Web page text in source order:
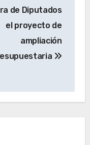
de Diputados
el proyecto de
ampliación